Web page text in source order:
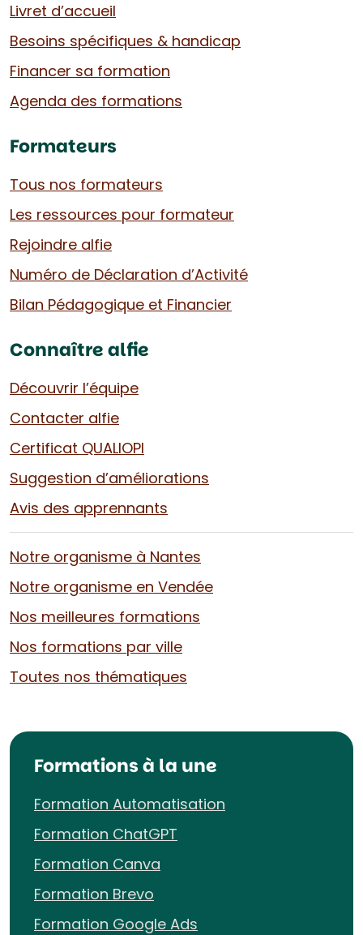
Livret d’accueil
Besoins spécifiques & handicap
Financer sa formation
Agenda des formations
Formateurs
Tous nos formateurs
Les ressources pour formateur
Rejoindre alfie
Numéro de Déclaration d’Activité
Bilan Pédagogique et Financier
Connaître alfie
Découvrir l’équipe
Contacter alfie
Certificat QUALIOPI
Suggestion d’améliorations
Avis des apprennants
Notre organisme à Nantes
Notre organisme en Vendée
Nos meilleures formations
Nos formations par ville
Toutes nos thématiques
Formations à la une
Formation Automatisation
Formation ChatGPT
Formation Canva
Formation Brevo
Formation Google Ads